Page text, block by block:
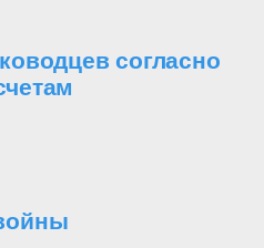
согласно